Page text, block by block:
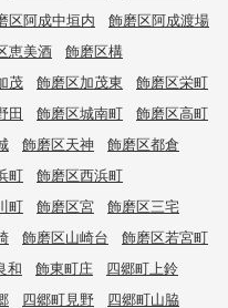
区阿成中垣内
飾磨区阿成渡場
恵美酒
飾磨区構
茂 飾磨区加茂東
飾磨区栄町
田 飾磨区城南町
飾磨区高町
飾磨区天神
飾磨区都倉
町
飾磨区西浜町
町 飾磨区宮
飾磨区三宅
飾磨区山崎台
飾磨区若宮町
和 飾東町庄
四郷町上鈴
四郷町見野
四郷町山脇